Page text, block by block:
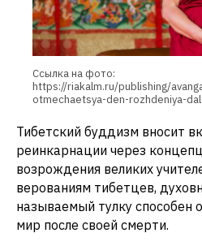
Ссылка на фото:
https://riakalm.ru/publishing/
otmechaetsya-den-rozhdeniya-
Тибетский буддизм вносит
реинкарнации через
возрождения великих
верованиям тибетцев,
называемый тулку способен
мир после своей смерти.